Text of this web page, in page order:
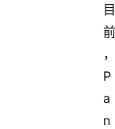
目
前
，
P
a
n